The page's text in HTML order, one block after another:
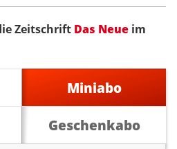
Zeitschrift Das Neue im
Miniabo
Geschenkabo